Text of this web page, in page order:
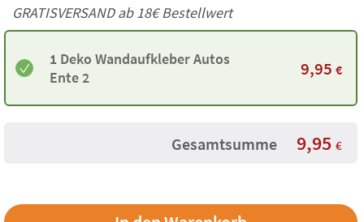
GRATISVERSAND ab18€Bestellwert
1 Deko Wandaufkleber Autos
Ente 2
9,95 €
Gesamtsumme 9,95 €